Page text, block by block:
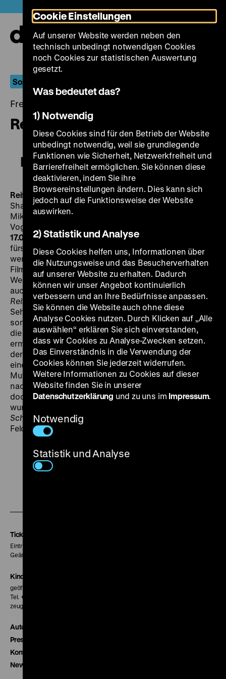
zum
Seiteninhalt
springen
Sohrab Shahid Saless
Freitag, 17. Juni 2016, 20.00 - 00.00 Uhr
Reifezeit
Reifezeit
ReifezeitBRD 1975, R: Sohrab Shahid Saless, B: Sohrab
Shahid Saless, Helga Houzer, K: Ramin Reza Molai, D:
Mike Hennig, Eva Mannhardt, Eva Lissa, Charles H.
Vogt, Heinz Lieven, 111’
17.06. um 21 UhrDie erste Fernseharbeit, entstanden
fürs ZDF, wo Saless in den 1970er Jahren zwar nur
wenige, aber umso wertvollere Unterstützer fand. Der
Film behandelt eines der zentralen Themen seines
Werks: die Kindheit. SchonA Simple Event, später
auch
HansundWechselbalg, vielleicht aber vor allem
Reifezeit machen klar, dass es dabei nicht um die
Sehnsucht nach einer ursprünglichen Unschuld geht;
sondern höchstens um eine Perspektivverschiebung,
die einen klareren Blick auf Gewaltverhältnisse
ermöglicht.Reifezeitfolgt dem neunjährigen Michael,
der sein monotones Alltagsleben zwischen Schule und
einer einsamen kleinen Wohnung verbringt. Seine
Mutter, die als Prostituierte arbeitet und erst spät
nachts nach Hause kommt, sieht er kaum. Aber einmal
doch, im falschen Moment. Zu dem Film inspiriert
wurde Saless durch einen Satz aus Tschechows
Schwanengesang: „Ich bin allein wie der Wind auf den
Feldern..." (lf)
Tickets
Eintritt 5 €
Geänderte Preise sind im Programm vermerkt.
Kinokasse
geöffnet 30 Minuten vor Beginn der ersten Vorstellung
Tel. + 49 30 20304-770
zeughauskino@dhm.de
Autor*innen
Presse
Kontakt
Newsletter
Cookie Einstellungen
Auf unserer Website werden neben den
technisch unbedingt notwendigen Cookies
noch Cookies zur statistischen Auswertung
gesetzt.
Was bedeutet das?
1) Notwendig
Diese Cookies sind für den Betrieb der Website
unbedingt notwendig, weil sie grundlegende
Funktionen wie Sicherheit, Netzwerkfreiheit und
Barrierefreiheit ermöglichen. Sie können diese
deaktivieren, indem Sie ihre
Browsereinstellungen ändern. Dies kann sich
jedoch auf die Funktionsweise der Website
auswirken.
2) Statistik und Analyse
Diese Cookies helfen uns, Informationen über
die Nutzungsweise und das Besucherverhalten
auf unserer Website zu erhalten. Dadurch
können wir unser Angebot kontinuierlich
verbessern und an Ihre Bedürfnisse anpassen.
Sie können die Website auch ohne diese
Analyse Cookies nutzen. Durch Klicken auf „Alle
auswählen“ erklären Sie sich einverstanden,
dass wir Cookies zu Analyse-Zwecken setzen.
Das Einverständnis in die Verwendung der
Cookies können Sie jederzeit widerrufen.
Weitere Informationen zu Cookies auf dieser
Website finden Sie in unserer
Datenschutzerklärung und zu uns im Impressum.
Notwendig
Statistik und Analyse